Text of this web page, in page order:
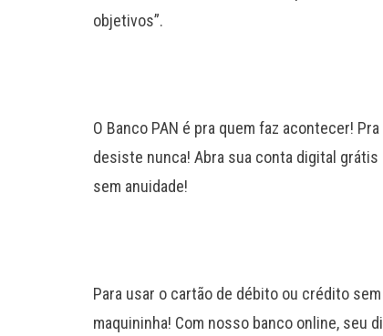
objetivos”.
O Banco PAN é pra quem faz acontecer!
desiste nunca! Abra sua conta digital
sem anuidade!
Para usar o cartão de débito ou crédito
maquininha! Com nosso banco online, seu